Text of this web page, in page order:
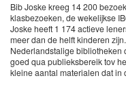
Bib Joske kreeg 14 200
klasbezoeken, de wekelijkse
Joske heeft 1 174 actieve
meer dan de helft kinderen
Nederlandstalige bibliotheken
goed qua publieksbereik tov
kleine aantal materialen dat in